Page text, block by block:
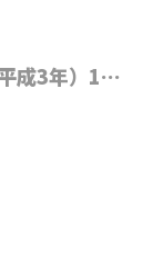
成3年）1…